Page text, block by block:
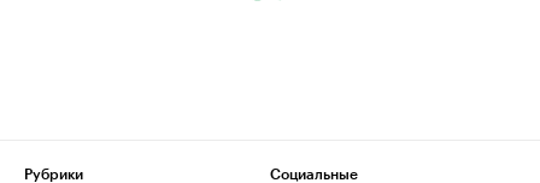
Рубрики
Социальные